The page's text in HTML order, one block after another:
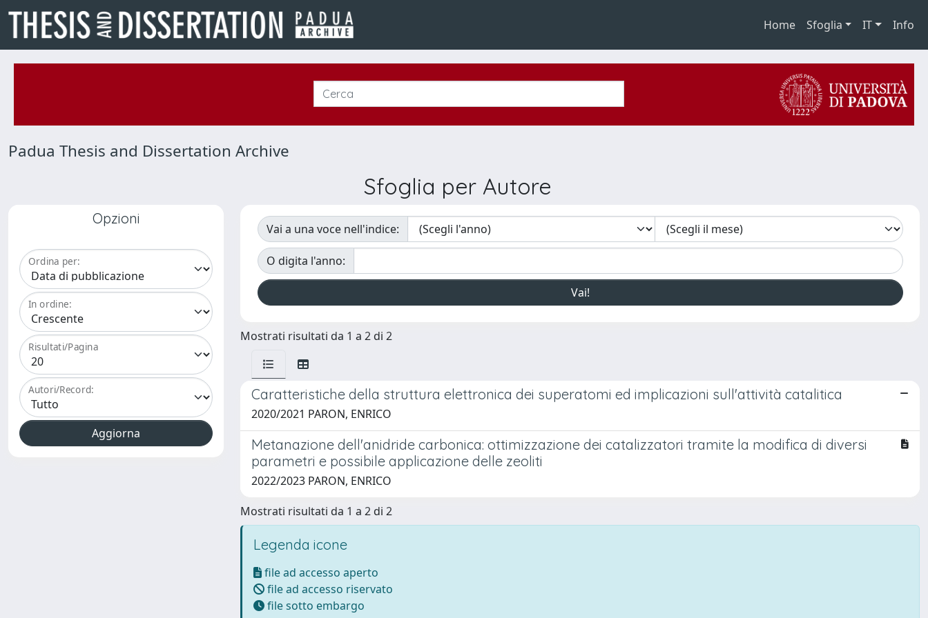
Home Sfoglia IT Info
Padua Thesis and Dissertation Archive
Sfoglia per Autore
Opzioni
Ordina per:
In ordine:
Risultati/Pagina
Autori/Record:
Vai a una voce nell'indice:
O digita l'anno:
Mostrati risultati da 1 a 2 di 2
Caratteristiche della struttura elettronica dei superatomi ed implicazioni sull'attività catalitica
2020/2021 PARON, ENRICO
Metanazione dell'anidride carbonica: ottimizzazione dei catalizzatori tramite la modifica di diversi
parametri e possibile applicazione delle zeoliti
2022/2023 PARON, ENRICO
Mostrati risultati da 1 a 2 di 2
Legenda icone
file ad accesso aperto
file ad accesso riservato
file sotto embargo